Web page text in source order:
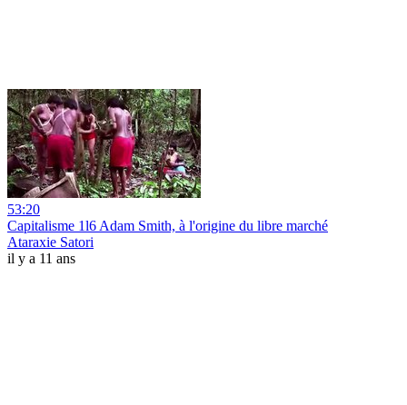
53:20
Capitalisme 1l6 Adam Smith, à l'origine du libre marché
Ataraxie Satori
il y a 11 ans